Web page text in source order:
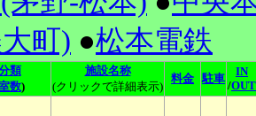
町) ●松本電鉄
類
数)
施設名称
(クリックで詳細表示)
料金 駐車
IN
/OUT